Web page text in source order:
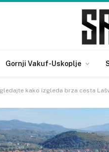
Gornji Vakuf-Uskoplje
kako izgleda brza cesta